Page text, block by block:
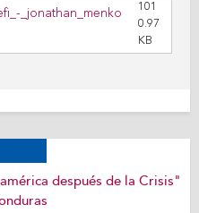
_jonathan_menko
101
0.97
KB
después de la Crisis"